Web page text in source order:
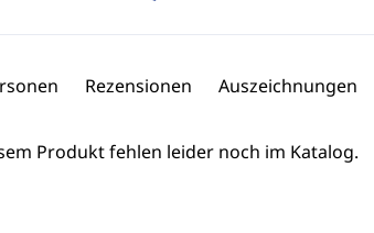
Rezensionen Auszeichnungen
Produkt fehlen leider noch im Katalog.